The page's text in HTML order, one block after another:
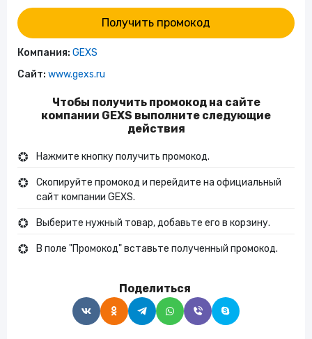
Получить промокод
Компания: GEXS
Сайт: www.gexs.ru
Чтобы получить промокод на сайте
компании GEXS выполните следующие
действия
Нажмите кнопку получить промокод.
Скопируйте промокод и перейдите на официальный
сайт компании GEXS.
Выберите нужный товар, добавьте его в корзину.
В поле "Промокод" вставьте полученный промокод.
Поделиться